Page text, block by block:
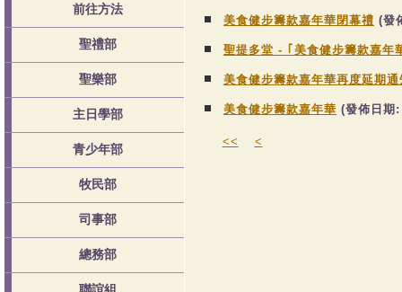
前往方法
聖禮部
聖樂部
主日學部
青少年部
牧民部
司事部
總務部
美食健步籌款嘉年華閉幕禮 (發
聖提多堂 - ｢美食健步籌款嘉年
美食健步籌款嘉年華再度延期通
美食健步籌款嘉年華 (發佈日
<< <